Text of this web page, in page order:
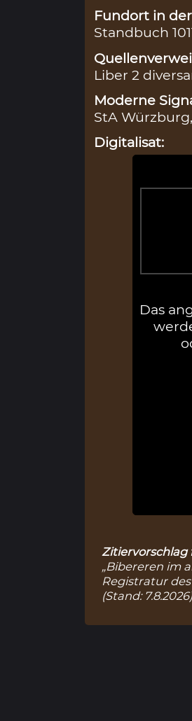
Fundort in
Standbuch
Liber 2
Moderne
StA Würzburg,
Digitalisat:
Das
Zitiervorschlag
„Bibereren im
Registratur
(Stand: